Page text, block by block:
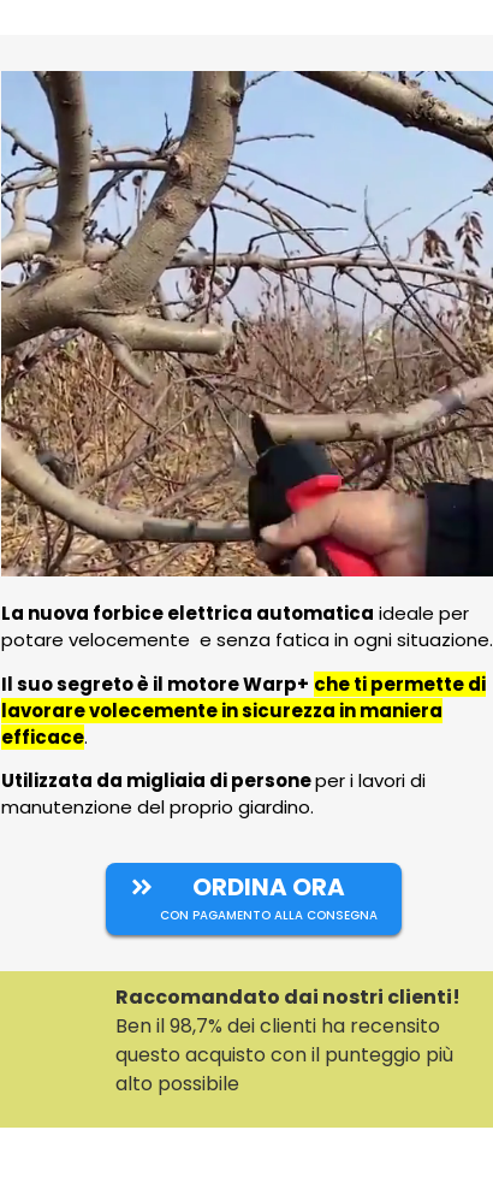
La nuova forbice elettrica automatica ideale per
potare velocemente e senza fatica in ogni situazione.
Il suo segreto è il motore Warp+ che ti permette di
lavorare volecemente in sicurezza in maniera
efficace.
Utilizzata da migliaia di personeper i lavori di
manutenzione del proprio giardino.
ORDINA ORA
CON PAGAMENTO ALLA CONSEGNA
Raccomandato dai nostri clienti!
Ben il 98,7% dei clienti ha recensito
questo acquisto con il punteggio più
alto possibile